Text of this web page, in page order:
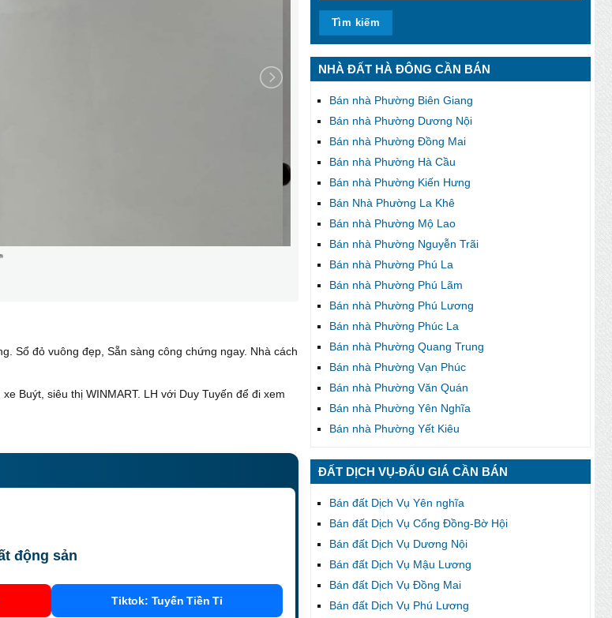
Sổ đỏ vuông đẹp, Sẵn sàng công chứng ngay. Nhà cách
Buýt, siêu thị WINMART. LH với Duy Tuyến để đi xem
động sản
Tiktok: Tuyến Tiền Tỉ
NHÀ ĐẤT HÀ ĐÔNG CẦN BÁN
Bán nhà Phường Biên Giang
Bán nhà Phường Dương Nội
Bán nhà Phường Đồng Mai
Bán nhà Phường Hà Cầu
Bán nhà Phường Kiến Hưng
Bán Nhà Phường La Khê
Bán nhà Phường Mộ Lao
Bán nhà Phường Nguyễn Trãi
Bán nhà Phường Phú La
Bán nhà Phường Phú Lãm
Bán nhà Phường Phú Lương
Bán nhà Phường Phúc La
Bán nhà Phường Quang Trung
Bán nhà Phường Vạn Phúc
Bán nhà Phường Văn Quán
Bán nhà Phường Yên Nghĩa
Bán nhà Phường Yết Kiêu
ĐẤT DỊCH VỤ-ĐẤU GIÁ CẦN BÁN
Bán đất Dịch Vụ Yên nghĩa
Bán đất Dịch Vụ Cổng Đồng-Bờ Hội
Bán đất Dịch Vụ Dương Nội
Bán đất Dịch Vụ Mậu Lương
Bán đất Dịch Vụ Đồng Mai
Bán đất Dịch Vụ Phú Lương